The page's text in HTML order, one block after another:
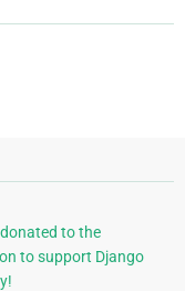
to the
to support Django